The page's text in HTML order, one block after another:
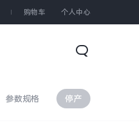
购物车 个人中心
停产
参数规格